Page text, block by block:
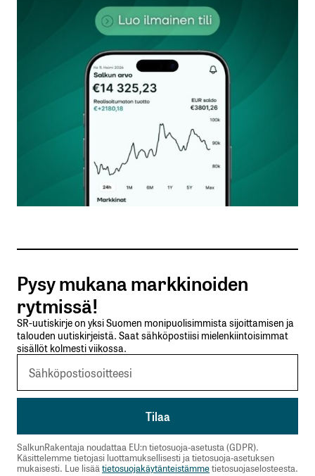
Sähköpostiosoitettasi ei julkaista.Pakolliset
kentät on merkitty*
Kommentti*
Nimesi tai nimimerkkisi
Sähköpostiosoitteesi
Tilaa SalkunRakentajan uutiskirje
Lähetä kommentti
Pysy mukana markkinoiden
rytmissä!
SR-uutiskirje on yksi Suomen monipuolisimmista sijoittamisen ja
talouden uutiskirjeistä. Saat sähköpostiisi mielenkiintoisimmat
sisällöt kolmesti viikossa.
SalkunRakentaja noudattaa EU:n tietosuoja-asetusta (GDPR).
Käsittelemme tietojasi luottamuksellisesti ja tietosuoja-asetuksen
mukaisesti. Lue lisäätietosuojakäytänteistämmetietosuojaselosteesta.